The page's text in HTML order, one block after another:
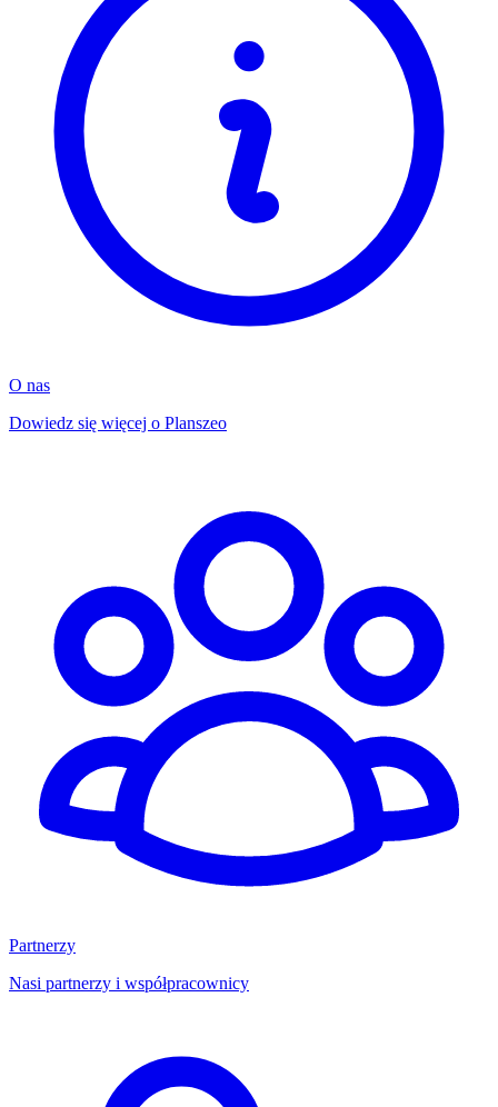
O nas
Dowiedz się więcej o Planszeo
Partnerzy
Nasi partnerzy i współpracownicy